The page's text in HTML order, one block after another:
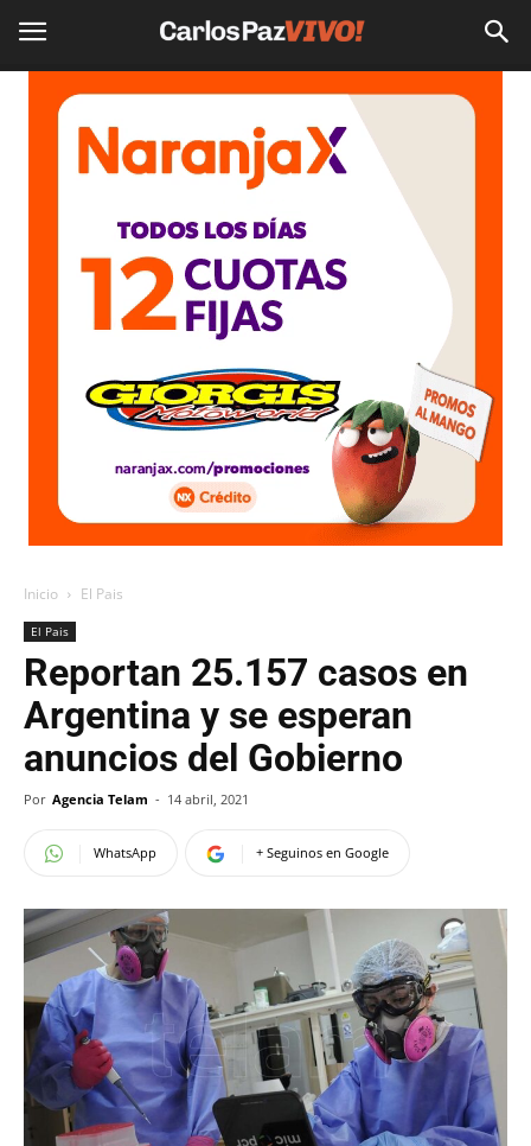
Inicio El Pais
El Pais
Reportan 25.157 casos en
Argentina y se esperan
anuncios del Gobierno
Por Agencia Telam - 14 abril, 2021
WhatsApp + Seguinos en Google